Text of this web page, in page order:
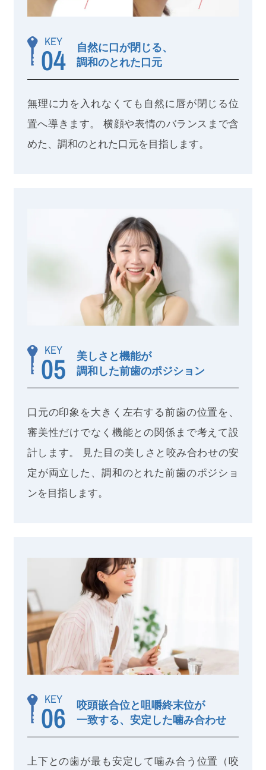
KEY
04
自然に口が閉じる、
調和のとれた口元
無理に力を入れなくても自然に唇が閉じる位
置へ導きます。 横顔や表情のバランスまで含
めた、調和のとれた口元を目指します。
KEY
05
美しさと機能が
調和した前歯のポジション
口元の印象を大きく左右する前歯の位置を、
審美性だけでなく機能との関係まで考えて設
計します。 見た目の美しさと咬み合わせの安
定が両立した、調和のとれた前歯のポジショ
ンを目指します。
KEY
06
咬頭嵌合位と咀嚼終末位が
一致する、安定した噛み合わせ
上下との歯が最も安定して噛み合う位置（咬